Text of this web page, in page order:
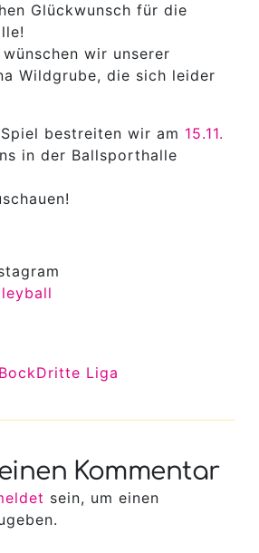
Glückwunsch für die
wir unserer
Wildgrube, die sich leider
bestreiten wir am 15.11.
in der Ballsporthalle
Dritte Liga
Kommentar
sein, um einen